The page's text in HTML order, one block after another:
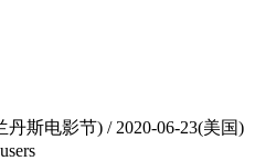
斯电影节) / 2020-06-23(美国)